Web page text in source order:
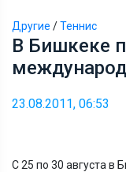
Другие /Теннис
В Бишкеке
23.08.2011, 06:53
С 25 по 30 августа в